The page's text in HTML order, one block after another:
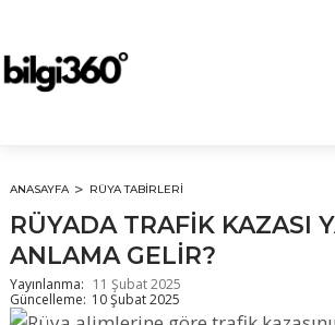
ANASAYFA RÜYA TABIRLERI
RÜYADA TRAFİK KAZASI
ANLAMA GELİR?
Yayınlanma: 11 Şubat 2025
Güncelleme: 10 Şubat 2025